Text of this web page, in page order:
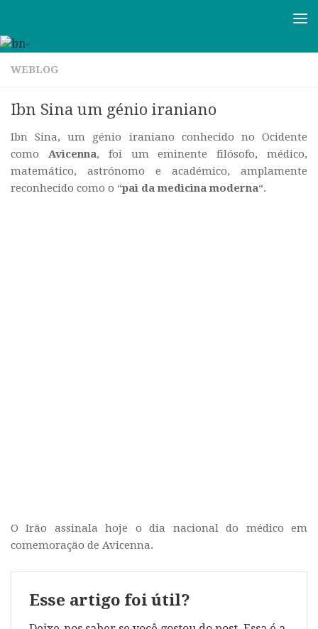
WEBLOG
Ibn Sina um génio iraniano
Ibn Sina, um génio iraniano conhecido no Ocidente
como Avicenna, foi um eminente filósofo, médico,
matemático, astrónomo e académico, amplamente
reconhecido como o “pai da medicina moderna“.
O Irão assinala hoje o dia nacional do médico em
comemoração de Avicenna.
Esse artigo foi útil?